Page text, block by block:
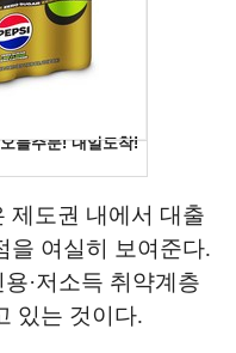
제도권 내에서 대출
을 여실히 보여준다.
·저소득 취약계층
있는 것이다.